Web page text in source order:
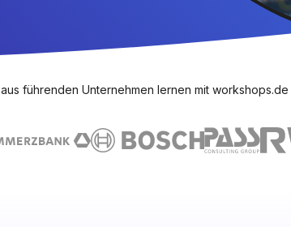
aus führenden Unternehmen lernen mit workshops.de